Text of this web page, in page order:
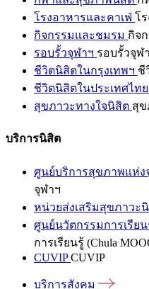
โรงอาหารและคาเฟ่ โ
กิจกรรมและชมรม กิจ
รอบรั้วจุฬาฯ รอบรั้วจุฬ
ชีวิตนิสิตในกรุงเทพฯ ชี
ชีวิตนิสิตในประเทศไทย
สุขภาวะทางใจนิสิต สุข
บริการนิสิต
ศูนย์บริการสุขภาพแห่ง
จุฬาฯ
หน่วยส่งเสริมสุขภาวะ
ศูนย์นวัตกรรมการเรียน
การเรียนรู้ (Chula
CUVIPCUVIP
บริการสังคม